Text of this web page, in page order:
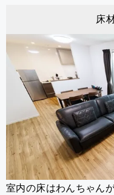
床
室内の床はわんちゃん